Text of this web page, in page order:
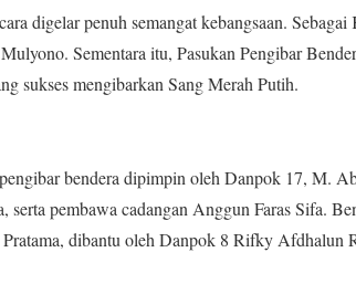
digelar penuh semangat kebangsaan.
Sementara itu, Pasukan Pengibar
sukses mengibarkan Sang Merah Putih.
bendera dipimpin oleh Danpok 17, M.
serta pembawa cadangan Anggun Faras Sifa.
dibantu oleh Danpok 8 Rifky Afdhalun